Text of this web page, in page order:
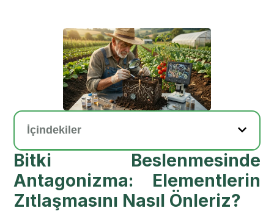
İçindekiler
Bitki Beslenmesinde
Antagonizma: Elementlerin
Zıtlaşmasını Nasıl Önleriz?